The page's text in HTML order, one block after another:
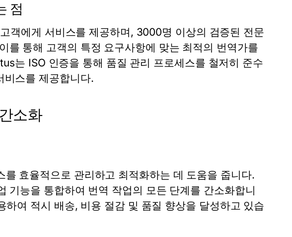
점
객에게 서비스를 제공하며, 3000명 이상의 검증된 전문
를 통해 고객의 특정 요구사항에 맞는 최적의 번역가를
는 ISO 인증을 통해 품질 관리 프로세스를 철저히 준수
비스를 제공합니다.
소화
효율적으로 관리하고 최적화하는 데 도움을 줍니다.
기능을 통합하여 번역 작업의 모든 단계를 간소화합니
여 적시 배송, 비용 절감 및 품질 향상을 달성하고 있습